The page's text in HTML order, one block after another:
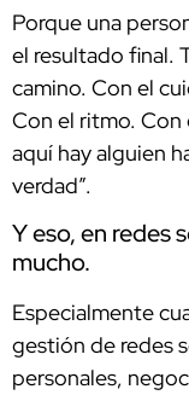
Porque una
el resultado final.
camino. Con el
Con el ritmo. Con
aquí hay alguien
verdad”.
Y eso, en redes
mucho.
Especialmente
gestión de redes
personales,